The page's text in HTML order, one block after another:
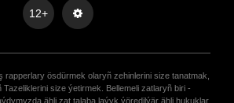
12+
rapperlary ösdürmek olaryñ zehinlerini size tanatmak,
size ýetirmek. Bellemeli zatlaryñ biri -
ähli zat talaba laýyk ýöredilýär ähli hukuklar